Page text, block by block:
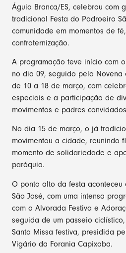
Águia Branca/ES, celebrou com
tradicional Festa do Padroeiro
comunidade em momentos de
confraternização.
A programação teve início com
no dia 09, seguido pela Novena
de 10 a 18 de março, com
especiais e a participação de
movimentos e padres
No dia 15 de março, o já
movimentou a cidade, reunindo
momento de solidariedade e
paróquia.
O ponto alto da festa
São José, com uma intensa
com a Alvorada Festiva e
seguida de um passeio
Santa Missa festiva, presidida
Vigário da Forania Capixaba.